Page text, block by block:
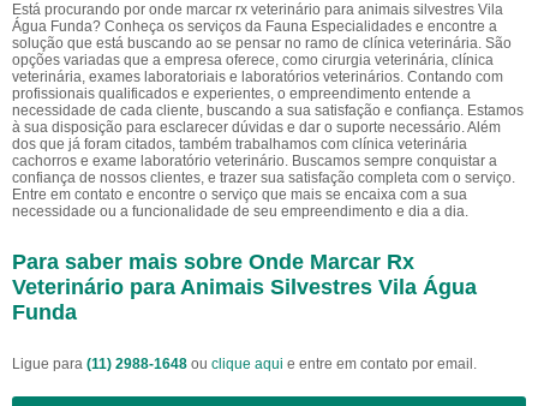
Está procurando por onde marcar rx veterinário para animais silvestres Vila
Água Funda? Conheça os serviços da Fauna Especialidades e encontre a
solução que está buscando ao se pensar no ramo de clínica veterinária. São
opções variadas que a empresa oferece, como cirurgia veterinária, clínica
veterinária, exames laboratoriais e laboratórios veterinários. Contando com
profissionais qualificados e experientes, o empreendimento entende a
necessidade de cada cliente, buscando a sua satisfação e confiança. Estamos
à sua disposição para esclarecer dúvidas e dar o suporte necessário. Além
dos que já foram citados, também trabalhamos com clínica veterinária
cachorros e exame laboratório veterinário. Buscamos sempre conquistar a
confiança de nossos clientes, e trazer sua satisfação completa com o serviço.
Entre em contato e encontre o serviço que mais se encaixa com a sua
necessidade ou a funcionalidade de seu empreendimento e dia a dia.
Para saber mais sobre Onde Marcar Rx
Veterinário para Animais Silvestres Vila Água
Funda
Ligue para (11) 2988-1648 ou clique aqui e entre em contato por email.